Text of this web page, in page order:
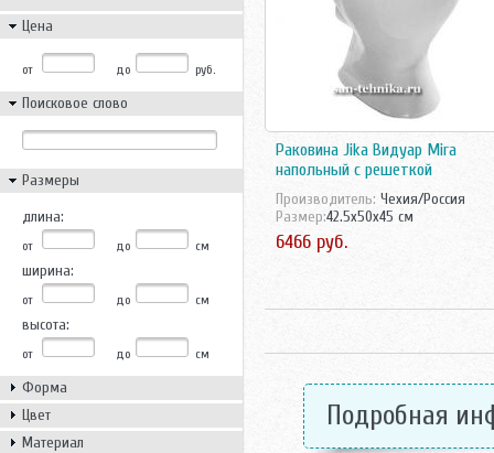
Цена
от до руб.
Поисковое слово
Размеры
длина:
от до см
ширина:
от до см
высота:
от до см
Форма
Цвет
Материал
Раковина Jika Видуар Mira
напольный с решеткой
Производитель: Чехия/Россия
Размер:42.5x50x45 см
6466 руб.
Подробная